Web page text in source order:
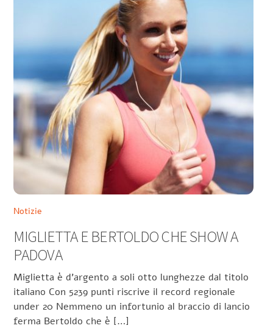
Notizie
MIGLIETTA E BERTOLDO CHE SHOW A
PADOVA
Miglietta è d’argento a soli otto lunghezze dal titolo
italiano Con 5239 punti riscrive il record regionale
under 20 Nemmeno un infortunio al braccio di lancio
ferma Bertoldo che è […]